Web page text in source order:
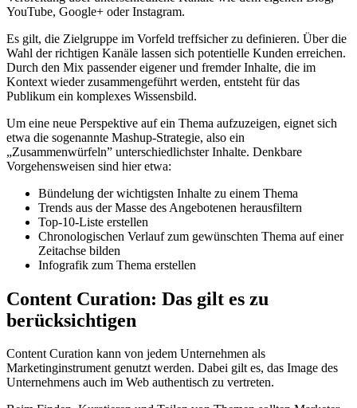
YouTube, Google+ oder Instagram.
Es gilt, die Zielgruppe im Vorfeld treffsicher zu definieren. Über die
Wahl der richtigen Kanäle lassen sich potentielle Kunden erreichen.
Durch den Mix passender eigener und fremder Inhalte, die im
Kontext wieder zusammengeführt werden, entsteht für das
Publikum ein komplexes Wissensbild.
Um eine neue Perspektive auf ein Thema aufzuzeigen, eignet sich
etwa die sogenannte Mashup-Strategie, also ein
„Zusammenwürfeln” unterschiedlichster Inhalte. Denkbare
Vorgehensweisen sind hier etwa:
Bündelung der wichtigsten Inhalte zu einem Thema
Trends aus der Masse des Angebotenen herausfiltern
Top-10-Liste erstellen
Chronologischen Verlauf zum gewünschten Thema auf einer
Zeitachse bilden
Infografik zum Thema erstellen
Content Curation: Das gilt es zu
berücksichtigen
Content Curation kann von jedem Unternehmen als
Marketinginstrument genutzt werden. Dabei gilt es, das Image des
Unternehmens auch im Web authentisch zu vertreten.